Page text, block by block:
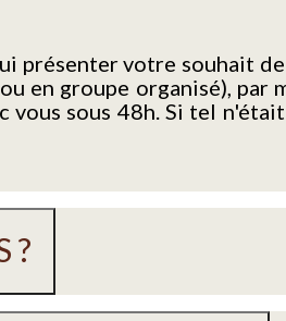
présenter votre souhait
en groupe organisé),
sous 48h. Si tel
?